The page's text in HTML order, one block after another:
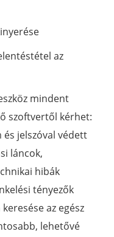
az
mindent
szoftvertől kérhet:
jelszóval védett
láncok,
hibák
tényezők
az egész
lehetővé